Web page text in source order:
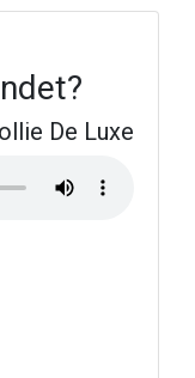
De Luxe